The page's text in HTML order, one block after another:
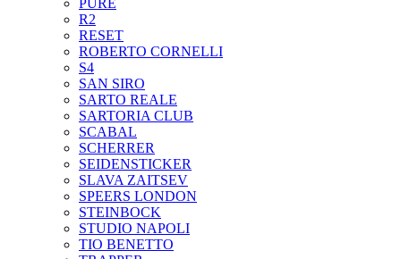
R2
RESET
ROBERTO CORNELLI
S4
SAN SIRO
SARTO REALE
SARTORIA CLUB
SCABAL
SCHERRER
SEIDENSTICKER
SLAVA ZAITSEV
SPEERS LONDON
STEINBOCK
STUDIO NAPOLI
TIO BENETTO